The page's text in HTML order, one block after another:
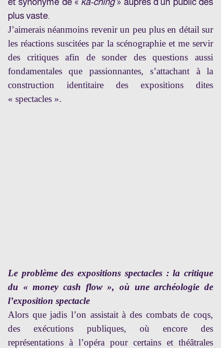
plus vaste.
J’aimerais néanmoins revenir un peu plus en détail sur
les réactions suscitées par la scénographie et me servir
des critiques afin de sonder des questions aussi
fondamentales que passionnantes, s’attachant à la
construction identitaire des expositions dites
« spectacles ».
Le problème des expositions spectacles : la critique
du « money cash flow », où une archéologie de
l’exposition spectacle
Alors que jadis l’on assistait à des combats de coqs,
des exécutions publiques, où encore des
représentations à l’opéra pour certains et théâtrales